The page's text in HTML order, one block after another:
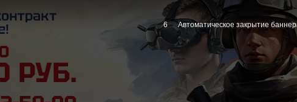
4 Автоматическое закрытие